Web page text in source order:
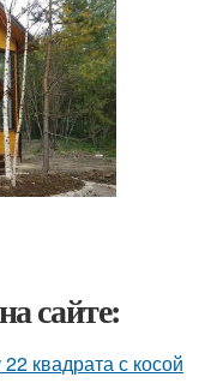
сайте:
квадрата с косой